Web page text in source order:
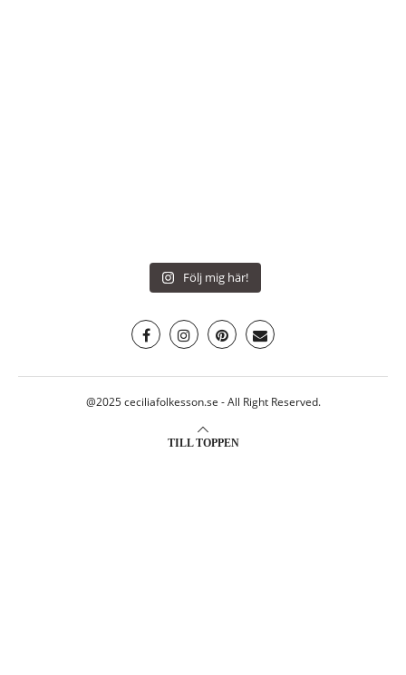
Följ mig här!
@2025 ceciliafolkesson.se - All Right Reserved.
TILL TOPPEN